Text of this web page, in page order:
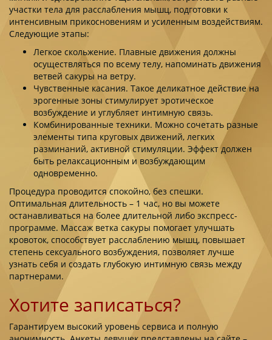
участки тела для расслабления мышц, подготовки к
интенсивным прикосновениям и усиленным воздействиям.
Следующие этапы:
Легкое скольжение. Плавные движения должны
осуществляться по всему телу, напоминать движения
ветвей сакуры на ветру.
Чувственные касания. Такое деликатное действие на
эрогенные зоны стимулирует эротическое
возбуждение и углубляет интимную связь.
Комбинированные техники. Можно сочетать разные
элементы типа круговых движений, легких
разминаний, активной стимуляции. Эффект должен
быть релаксационным и возбуждающим
одновременно.
Процедура проводится спокойно, без спешки.
Оптимальная длительность – 1 час, но вы можете
останавливаться на более длительной либо экспресс-
программе. Массаж ветка сакуры помогает улучшать
кровоток, способствует расслаблению мышц, повышает
степень сексуального возбуждения, позволяет лучше
узнать себя и создать глубокую интимную связь между
партнерами.
Хотите записаться?
Гарантируем высокий уровень сервиса и полную